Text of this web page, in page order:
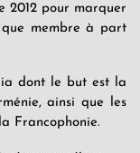
2012 pour marquer
que membre à part
dont le but est la
ainsi que les
Francophonie.